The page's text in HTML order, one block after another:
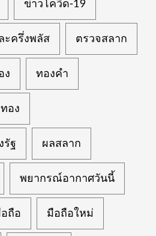
ข่าวโควิด-19
ะครึ่งพลัส ตรวจสลาก
ง ทองคำ
อง
รัฐ ผลสลาก
พยากรณ์อากาศวันนี้
ถือ มือถือใหม่